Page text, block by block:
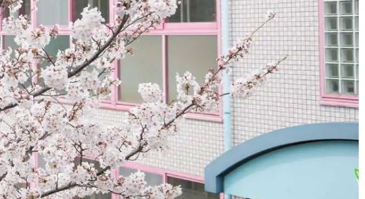
採用について